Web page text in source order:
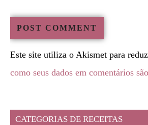
Este site utiliza o Akismet para
como seus dados em comentários
CATEGORIAS DE RECEITAS